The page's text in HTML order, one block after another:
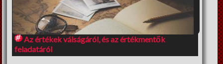
Életmód
Dia konyhája
A nagy fogyidráma
Az értékek válságáról, és az értékmentők
feladatáról